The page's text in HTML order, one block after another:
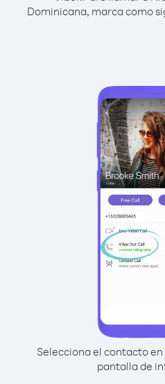
Dominicana, marca como
Selecciona el contacto
pantalla de